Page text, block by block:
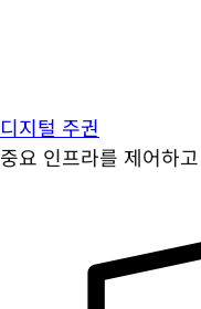
디지털 주권
중요 인프라를 제어하